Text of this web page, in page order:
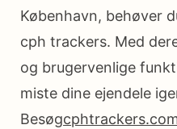
København, behøver
cph trackers. Med
og brugervenlige
miste dine ejendele
Besøg